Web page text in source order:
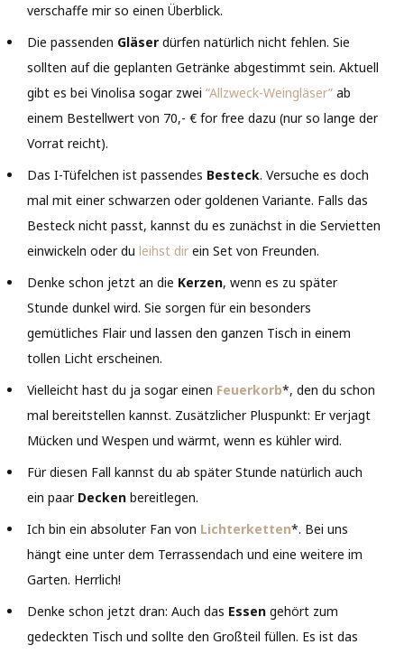
verschaffe mir so einen Überblick.
Die passenden Gläser dürfen natürlich nicht fehlen. Sie
sollten auf die geplanten Getränke abgestimmt sein. Aktuell
gibt es bei Vinolisa sogar zwei “Allzweck-Weingläser” ab
einem Bestellwert von 70,- € for free dazu (nur so lange der
Vorrat reicht).
Das I-Tüfelchen ist passendes Besteck. Versuche es doch
mal mit einer schwarzen oder goldenen Variante. Falls das
Besteck nicht passt, kannst du es zunächst in die Servietten
einwickeln oder du leihst dir ein Set von Freunden.
Denke schon jetzt an die Kerzen, wenn es zu später
Stunde dunkel wird. Sie sorgen für ein besonders
gemütliches Flair und lassen den ganzen Tisch in einem
tollen Licht erscheinen.
Vielleicht hast du ja sogar einen Feuerkorb*, den du schon
mal bereitstellen kannst. Zusätzlicher Pluspunkt: Er verjagt
Mücken und Wespen und wärmt, wenn es kühler wird.
Für diesen Fall kannst du ab später Stunde natürlich auch
ein paar Decken bereitlegen.
Ich bin ein absoluter Fan von Lichterketten*. Bei uns
hängt eine unter dem Terrassendach und eine weitere im
Garten. Herrlich!
Denke schon jetzt dran: Auch das Essen gehört zum
gedeckten Tisch und sollte den Großteil füllen. Es ist das